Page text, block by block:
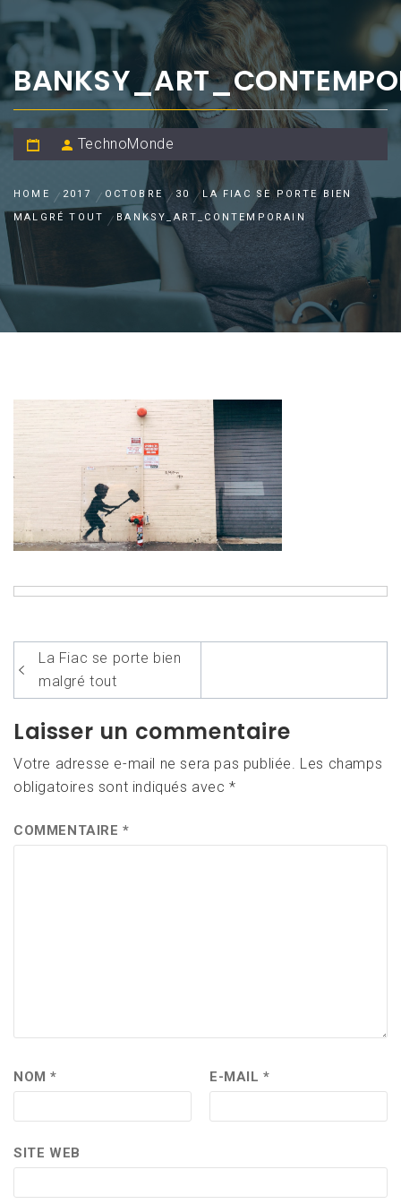
TechnoMonde
HOME 2017 OCTOBRE 30
LA FIAC SE PORTE BIEN
MALGRÉ TOUT
BANKSY_ART_CONTEMPORAIN
Navigation
de
l’article
La Fiac se porte bien
malgré tout
Laisser un commentaire
Votre adresse e-mail ne sera pas publiée. Les champs
obligatoires sont indiqués avec*
COMMENTAIRE*
NOM* E-MAIL*
SITE WEB